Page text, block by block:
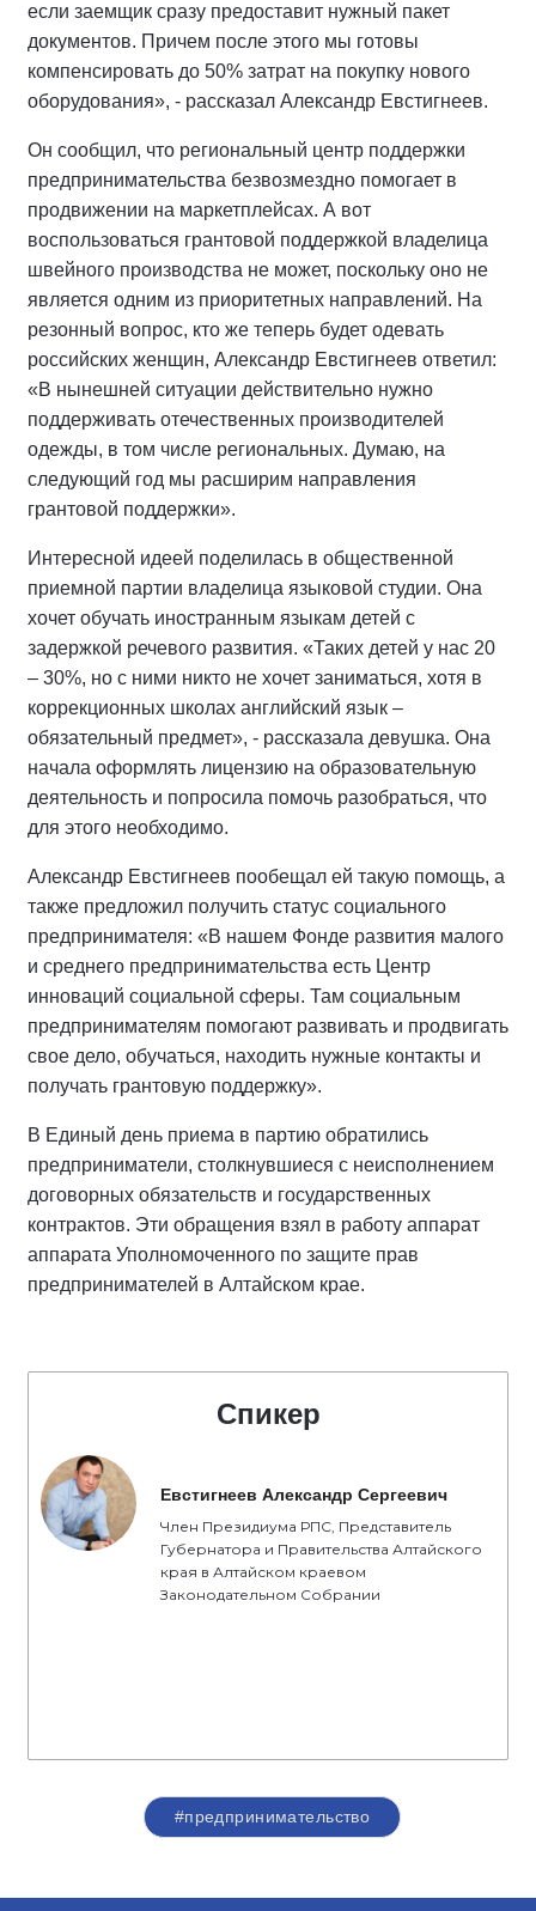
если заемщик сразу предоставит нужный пакет
документов. Причем после этого мы готовы
компенсировать до 50% затрат на покупку нового
оборудования», - рассказал Александр Евстигнеев.
Он сообщил, что региональный центр поддержки
предпринимательства безвозмездно помогает в
продвижении на маркетплейсах. А вот
воспользоваться грантовой поддержкой владелица
швейного производства не может, поскольку оно не
является одним из приоритетных направлений. На
резонный вопрос, кто же теперь будет одевать
российских женщин, Александр Евстигнеев ответил:
«В нынешней ситуации действительно нужно
поддерживать отечественных производителей
одежды, в том числе региональных. Думаю, на
следующий год мы расширим направления
грантовой поддержки».
Интересной идеей поделилась в общественной
приемной партии владелица языковой студии. Она
хочет обучать иностранным языкам детей с
задержкой речевого развития. «Таких детей у нас 20
– 30%, но с ними никто не хочет заниматься, хотя в
коррекционных школах английский язык –
обязательный предмет», - рассказала девушка. Она
начала оформлять лицензию на образовательную
деятельность и попросила помочь разобраться, что
для этого необходимо.
Александр Евстигнеев пообещал ей такую помощь, а
также предложил получить статус социального
предпринимателя: «В нашем Фонде развития малого
и среднего предпринимательства есть Центр
инноваций социальной сферы. Там социальным
предпринимателям помогают развивать и продвигать
свое дело, обучаться, находить нужные контакты и
получать грантовую поддержку».
В Единый день приема в партию обратились
предприниматели, столкнувшиеся с неисполнением
договорных обязательств и государственных
контрактов. Эти обращения взял в работу аппарат
аппарата Уполномоченного по защите прав
предпринимателей в Алтайском крае.
Спикер
Евстигнеев Александр Сергеевич
Член Президиума РПС, Представитель
Губернатора и Правительства Алтайского
края в Алтайском краевом
Законодательном Собрании
#предпринимательство